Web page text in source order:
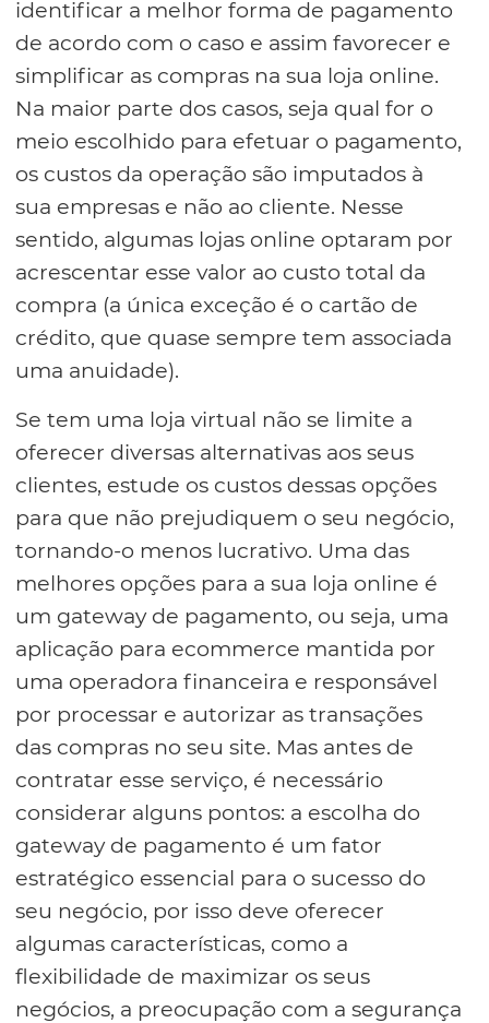
identificar a melhor forma de pagamento
de acordo com o caso e assim favorecer e
simplificar as compras na sua loja online.
Na maior parte dos casos, seja qual for o
meio escolhido para efetuar o pagamento,
os custos da operação são imputados à
sua empresas e não ao cliente. Nesse
sentido, algumas lojas online optaram por
acrescentar esse valor ao custo total da
compra (a única exceção é o cartão de
crédito, que quase sempre tem associada
uma anuidade).
Se tem uma loja virtual não se limite a
oferecer diversas alternativas aos seus
clientes, estude os custos dessas opções
para que não prejudiquem o seu negócio,
tornando-o menos lucrativo. Uma das
melhores opções para a sua loja online é
um gateway de pagamento, ou seja, uma
aplicação para ecommerce mantida por
uma operadora financeira e responsável
por processar e autorizar as transações
das compras no seu site. Mas antes de
contratar esse serviço, é necessário
considerar alguns pontos: a escolha do
gateway de pagamento é um fator
estratégico essencial para o sucesso do
seu negócio, por isso deve oferecer
algumas características, como a
flexibilidade de maximizar os seus
negócios, a preocupação com a segurança